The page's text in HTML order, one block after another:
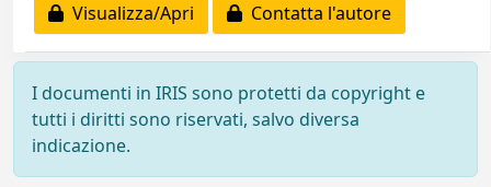
Visualizza/Apri
Contatta l'autore
I documenti in IRIS sono protetti da copyright e
tutti i diritti sono riservati, salvo diversa
indicazione.